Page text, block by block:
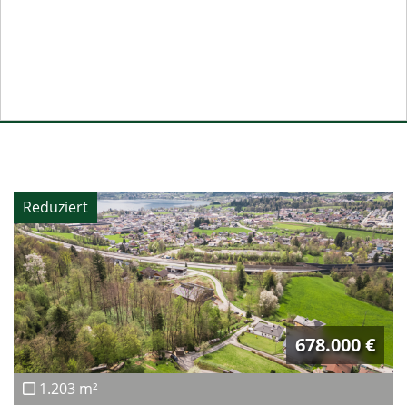
Reduziert
678.000 €
1.203 m²